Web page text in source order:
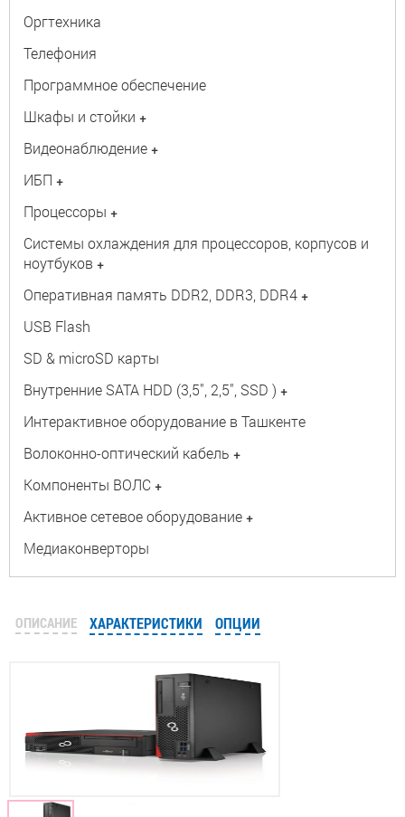
Оргтехника
Телефония
Программное обеспечение
Шкафы и стойки +
Видеонаблюдение +
ИБП +
Процессоры +
Системы охлаждения для процессоров, корпусов и
ноутбуков +
Оперативная память DDR2, DDR3, DDR4 +
USB Flash
SD & microSD карты
Внутренние SATA HDD (3,5", 2,5", SSD ) +
Интерактивное оборудование в Ташкенте
Волоконно-оптический кабель +
Компоненты ВОЛС +
Активное сетевое оборудование +
Медиаконверторы
ОПИСАНИЕ ХАРАКТЕРИСТИКИ ОПЦИИ